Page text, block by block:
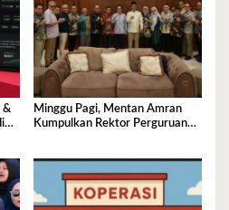
&
Minggu Pagi, Mentan Amran
Kumpulkan Rektor Perguruan